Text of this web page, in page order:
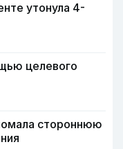
утонула 4-
целевого
стороннюю